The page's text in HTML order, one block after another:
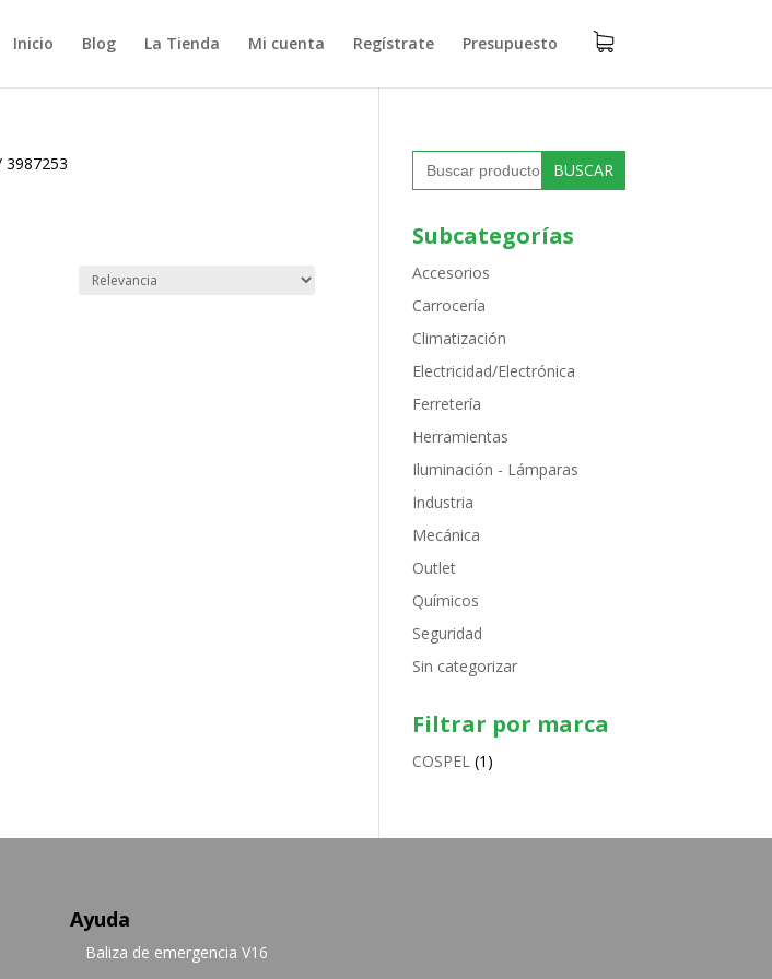
Inicio Blog La Tienda Mi cuenta Regístrate Presupuesto
3987253 Buscar:
Subcategorías
Accesorios
Carrocería
Climatización
Electricidad/Electrónica
Ferretería
Herramientas
Iluminación - Lámparas
Industria
Mecánica
Outlet
Químicos
Seguridad
Sin categorizar
Filtrar por marca
COSPEL (1)
Ayuda
Baliza de emergencia V16